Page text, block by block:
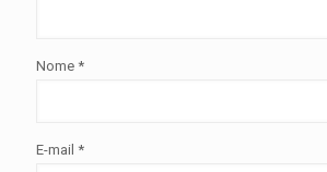
Nome *
E-mail *